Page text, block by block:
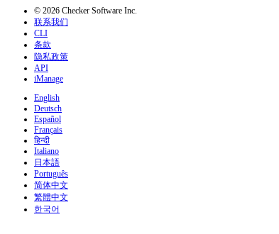
© 2026 Checker Software Inc.
联系我们
CLI
条款
隐私政策
API
iManage
English
Deutsch
Español
Français
हिन्दी
Italiano
日本語
Português
简体中文
繁體中文
한국어